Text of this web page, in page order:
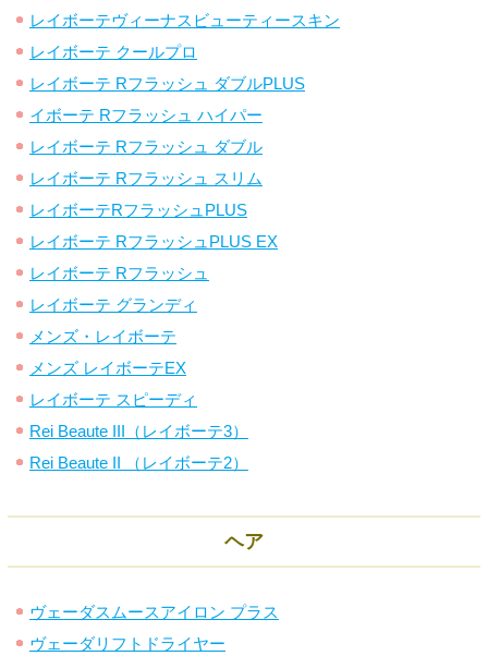
レイボーテヴィーナスビューティースキン
レイボーテ クールプロ
レイボーテ Rフラッシュ ダブルPLUS
イボーテ Rフラッシュ ハイパー
レイボーテ Rフラッシュ ダブル
レイボーテ Rフラッシュ スリム
レイボーテRフラッシュPLUS
レイボーテ RフラッシュPLUS EX
レイボーテ Rフラッシュ
レイボーテ グランディ
メンズ・レイボーテ
メンズ レイボーテEX
レイボーテ スピーディ
Rei Beaute III（レイボーテ3）
Rei Beaute II （レイボーテ2）
ヘア
ヴェーダスムースアイロン プラス
ヴェーダリフトドライヤー